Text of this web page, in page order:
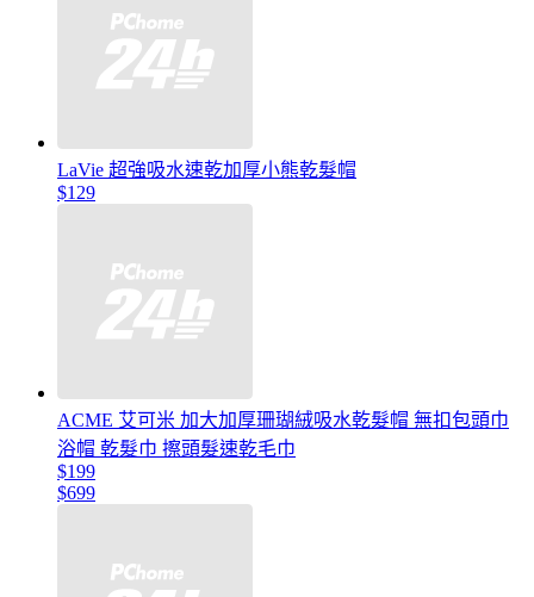
LaVie 超強吸水速乾加厚小熊乾髮帽
$129
ACME 艾可米 加大加厚珊瑚絨吸水乾髮帽 無扣包頭巾
浴帽 乾髮巾 擦頭髮速乾毛巾
$199
$699